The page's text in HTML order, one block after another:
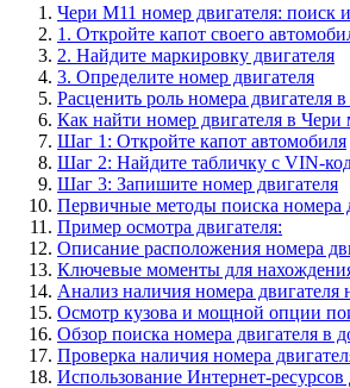
Чери М11 номер двигателя: поиск
1. Откройте капот своего
2. Найдите маркировку двигателя
3. Определите номер двигателя
Расценить роль номера двигателя
Как найти номер двигателя в Чери
Шаг 1: Откройте капот автомобиля
Шаг 2: Найдите табличку с VIN-
Шаг 3: Запишите номер двигателя
Первичные методы поиска номера
Пример осмотра двигателя:
Описание расположения номера
Ключевые моменты для
Анализ наличия номера двигателя
Осмотр кузова и мощной опции
Обзор поиска номера двигателя в
Проверка наличия номера
Использование Интернет-